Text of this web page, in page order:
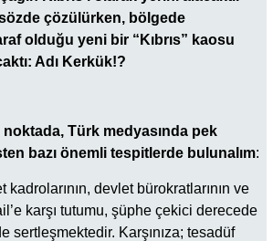
çözülürken, bölgede
olduğu yeni bir “Kıbrıs” kaosu
Adı Kerkük!?
Türk medyasında pek
bazı önemli tespitlerde bulunalım:
kadrolarının, devlet bürokratlarının ve
karşı tutumu, şüphe çekici derecede
sertleşmektedir. Karşınıza; tesadüf